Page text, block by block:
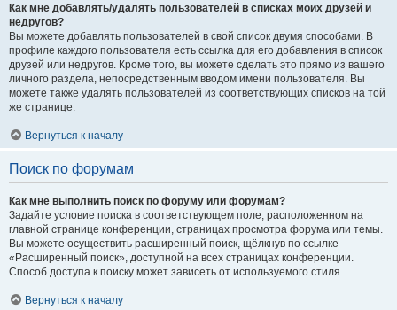
Как мне добавлять/удалять пользователей в списках моих друзей и
недругов?
Вы можете добавлять пользователей в свой список двумя способами. В
профиле каждого пользователя есть ссылка для его добавления в список
друзей или недругов. Кроме того, вы можете сделать это прямо из вашего
личного раздела, непосредственным вводом имени пользователя. Вы
можете также удалять пользователей из соответствующих списков на той
же странице.
Вернуться к началу
Поиск по форумам
Как мне выполнить поиск по форуму или форумам?
Задайте условие поиска в соответствующем поле, расположенном на
главной странице конференции, страницах просмотра форума или темы.
Вы можете осуществить расширенный поиск, щёлкнув по ссылке
«Расширенный поиск», доступной на всех страницах конференции.
Способ доступа к поиску может зависеть от используемого стиля.
Вернуться к началу